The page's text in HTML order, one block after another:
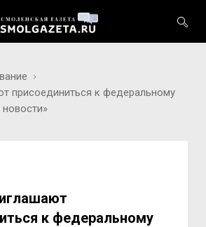
присоединиться к федеральному
к федеральному